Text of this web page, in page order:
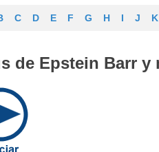
C D E F G H I J K
de Epstein Barr y